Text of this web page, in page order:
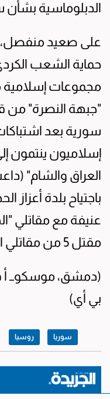
الدبلوماسية بشأن
على صعيد منفصل،
حماية الشعب
مجموعات إسلامية
"جبهة النصرة"
سورية بعد
إسلاميون ينتمون
العراق والشام"
باجتياح بلدة أعزاز
عنيفة مع مقاتلي
مقتل 5 من مقاتلي الحر على الأقل.
(دمشق، موسكوــ أ ف
بي أي)
سوريا روسيا